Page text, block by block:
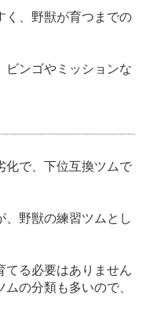
く、野獣が育つまでの
ビンゴやミッションな
化で、下位互換ツムで
、野獣の練習ツムとし
てる必要はありません
の分類も多いので、